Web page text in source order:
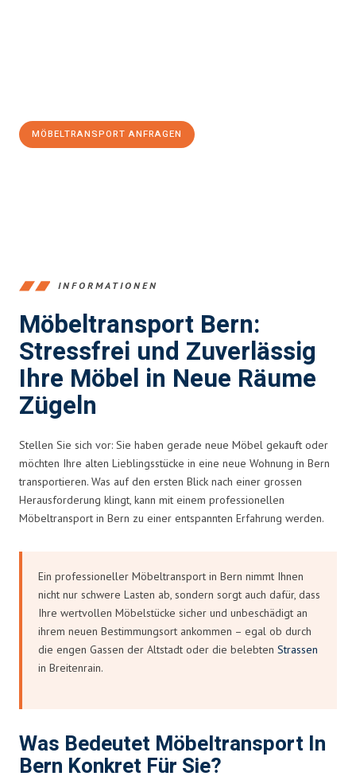
MÖBELTRANSPORT ANFRAGEN
INFORMATIONEN
Möbeltransport Bern:
Stressfrei und Zuverlässig
Ihre Möbel in Neue Räume
Zügeln
Stellen Sie sich vor: Sie haben gerade neue Möbel gekauft oder
möchten Ihre alten Lieblingsstücke in eine neue Wohnung in Bern
transportieren. Was auf den ersten Blick nach einer grossen
Herausforderung klingt, kann mit einem professionellen
Möbeltransport in Bern zu einer entspannten Erfahrung werden.
Ein professioneller Möbeltransport in Bern nimmt Ihnen
nicht nur schwere Lasten ab, sondern sorgt auch dafür, dass
Ihre wertvollen Möbelstücke sicher und unbeschädigt an
ihrem neuen Bestimmungsort ankommen – egal ob durch
die engen Gassen der Altstadt oder die belebten Strassen
in Breitenrain.
Was Bedeutet Möbeltransport In
Bern Konkret Für Sie?